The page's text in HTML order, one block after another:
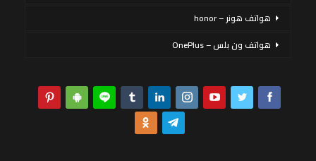
هواتف هونر – honor
هواتف ون بلس – OnePlus